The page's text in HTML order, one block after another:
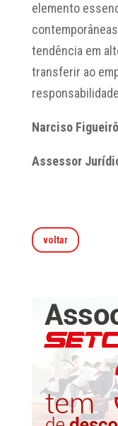
elemento
tendência em
transferir ao
Narciso
Assessor
voltar